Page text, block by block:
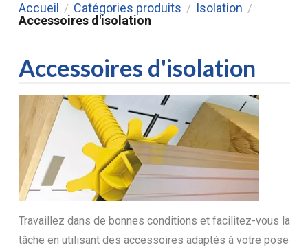
Accueil / Catégories produits / Isolation /
Accessoires d'isolation
Accessoires d'isolation
Travaillez dans de bonnes conditions et facilitez-vous la
tâche en utilisant des accessoires adaptés à votre pose